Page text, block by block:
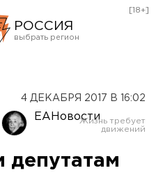
РОССИЯ
Оренбург
[18+]
4 ДЕКАБРЯ 2017 В 16:02
ЕАНовости
депутатам